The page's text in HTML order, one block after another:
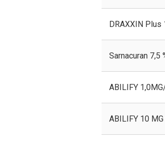
DRAXXIN
Sarnacuran
ABILIFY
ABILIFY 10